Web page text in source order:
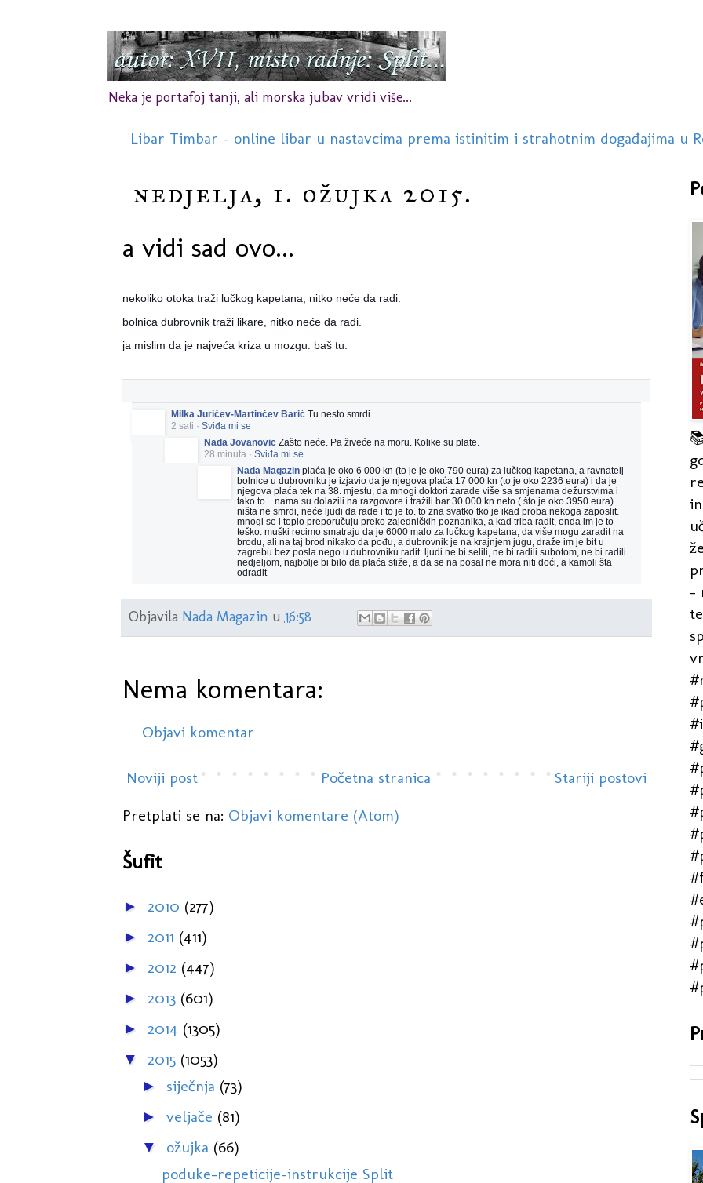
Neka je portafoj tanji, ali morska jubav vridi više...
Libar Timbar - online libar u nastavcima prema istinitim i strahotnim događajima u
nedjelja, 1. ožujka 2015.
a vidi sad ovo...
nekoliko otoka traži lučkog kapetana, nitko neće da radi.
bolnica dubrovnik traži likare, nitko neće da radi.
ja mislim da je najveća kriza u mozgu. baš tu.
Milka Juričev-Martinčev Barić Tu nesto smrdi
2 sati · Sviđa mi se
Nada Jovanovic Zašto neće. Pa živeće na moru. Kolike su plate.
28 minuta· Sviđa mi se
Nada Magazin plaća je oko 6 000 kn (to je je oko 790 eura) za lučkog kapetana, a ravnatelj
bolnice u dubrovniku je izjavio da je njegova plaća 17 000 kn (to je oko 2236 eura) i da je
njegova plaća tek na 38. mjestu, da mnogi doktori zarade više sa smjenama dežurstvima i
tako to... nama su dolazili na razgovore i tražili bar 30 000 kn neto ( što je oko 3950 eura).
ništa ne smrdi, neće ljudi da rade i to je to. to zna svatko tko je ikad proba nekoga zaposlit.
mnogi se i toplo preporučuju preko zajedničkih poznanika, a kad triba radit, onda im je to
teško. muški recimo smatraju da je 6000 malo za lučkog kapetana, da više mogu zaradit na
brodu, ali na taj brod nikako da pođu, a dubrovnik je na krajnjem jugu, draže im je bit u
zagrebu bez posla nego u dubrovniku radit. ljudi ne bi selili, ne bi radili subotom, ne bi radili
nedjeljom, najbolje bi bilo da plaća stiže, a da se na posal ne mora niti doći, a kamoli šta
odradit
Objavila Nada Magazin u 16:58
Nema komentara:
Objavi komentar
Noviji post Stariji postovi
Početna stranica
Pretplati se na: Objavi komentare (Atom)
Šufit
► 2010 (277)
► 2011 (411)
► 2012 (447)
► 2013 (601)
► 2014 (1305)
▼ 2015 (1053)
► siječnja (73)
► veljače (81)
▼ ožujka (66)
poduke-repeticije-instrukcije Split
-